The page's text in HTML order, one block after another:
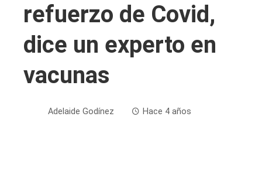
refuerzo de Covid,
dice un experto en
vacunas
Adelaide Godínez Hace 4 años